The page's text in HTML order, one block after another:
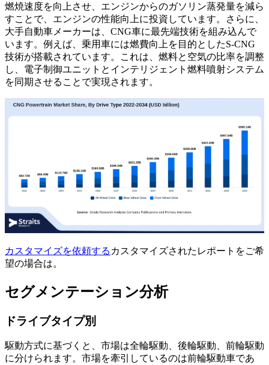
燃焼速度を向上させ、エンジンからのガソリン蒸発量を減ら
すことで、エンジンの性能向上に投資しています。さらに、
大手自動車メーカーは、CNG車に最先端技術を組み込んで
います。例えば、乗用車には燃費向上を目的としたS-CNG
技術が搭載されています。これは、燃料と空気の比率を調整
し、電子制御ユニットとインテリジェント燃料噴射システム
を同期させることで実現されます。
カスタマイズを依頼する カスタマイズされたレポートをご希
望の場合は。
セグメンテーション分析
ドライブタイプ別
駆動方式に基づくと、市場は全輪駆動、後輪駆動、前輪駆動
に分けられます。市場を牽引しているのは前輪駆動車であ